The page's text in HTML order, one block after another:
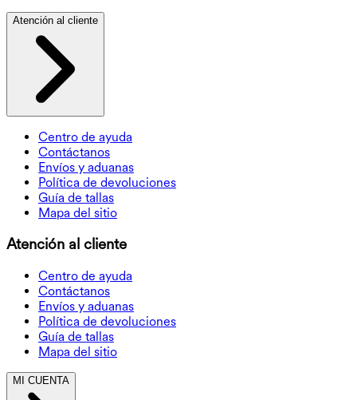
Atención al cliente
Centro de ayuda
Contáctanos
Envíos y aduanas
Política de devoluciones
Guía de tallas
Mapa del sitio
Atención al cliente
Centro de ayuda
Contáctanos
Envíos y aduanas
Política de devoluciones
Guía de tallas
Mapa del sitio
MI CUENTA